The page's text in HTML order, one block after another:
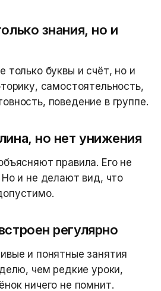
знания, но и
только буквы и счёт, но и
самостоятельность,
поведение в группе.
но нет унижения
правила. Его не
и не делают вид, что
регулярно
и понятные занятия
чем редкие уроки,
ничего не помнит.